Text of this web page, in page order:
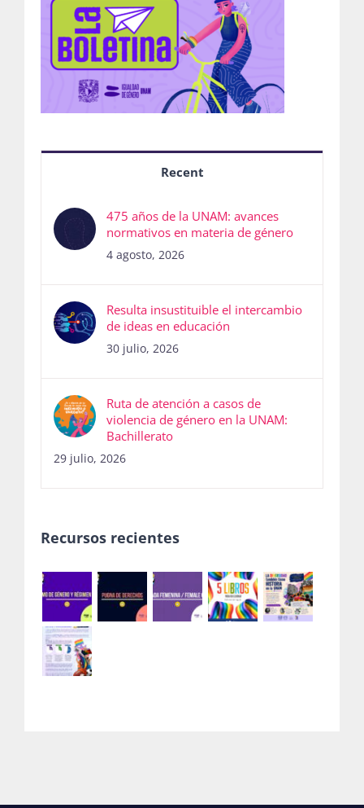
Recent
475 años de la UNAM: avances
normativos en materia de género
4 agosto, 2026
Resulta insustituible el intercambio
de ideas en educación
30 julio, 2026
Ruta de atención a casos de
violencia de género en la UNAM:
Bachillerato
29 julio, 2026
Recursos recientes